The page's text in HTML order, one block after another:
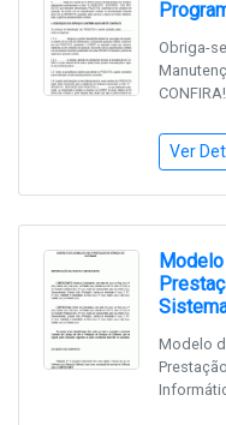
Obriga-
Ver
Modelo